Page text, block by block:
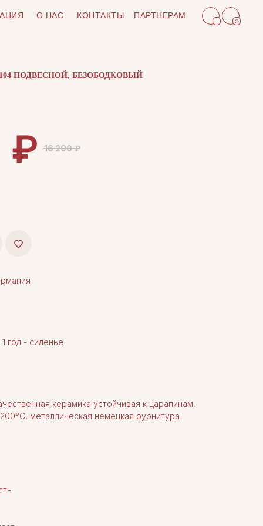
О НАС КОНТАКТЫ ПАРТНЕРАМ
0
ПОДВЕСНОЙ, БЕЗОБОДКОВЫЙ
₽ 16 200 ₽
год - сиденье
керамика устойчивая к царапинам,
металлическая немецкая фурнитура